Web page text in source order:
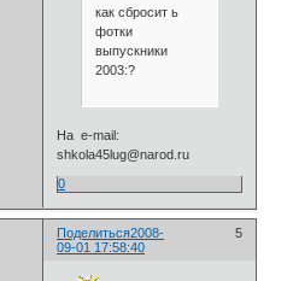
как сбросит ь
фотки
выпускники
2003:?
На e-mail:
shkola45lug@narod.ru
0
Поделиться 5
2008-
09-01 17:58:40